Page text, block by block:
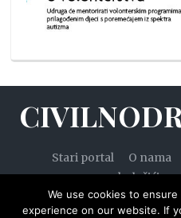
Stari portal O nama
kolačićima
We use cookies to
experience on our website. If